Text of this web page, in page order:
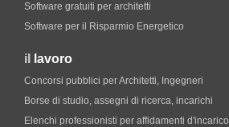
Software gratuiti per architetti
Software per il Risparmio Energetico
il lavoro
Concorsi pubblici per Architetti, Ingegneri
Borse di studio, assegni di ricerca, incarichi
Elenchi professionisti per affidamenti d'incarico